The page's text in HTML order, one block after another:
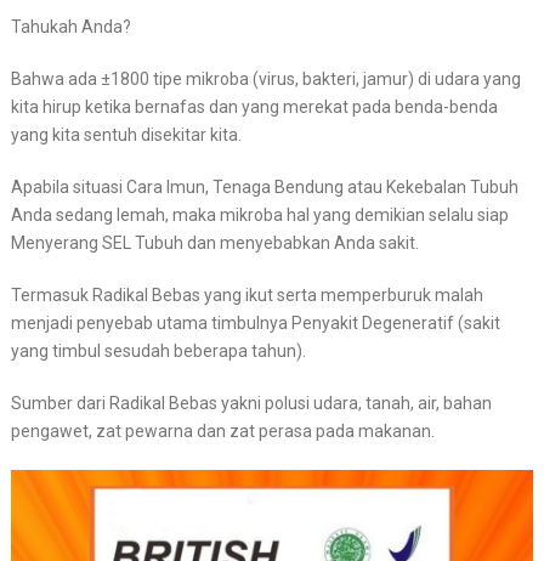
Tahukah Anda?
Bahwa ada ±1800 tipe mikroba (virus, bakteri, jamur) di udara yang
kita hirup ketika bernafas dan yang merekat pada benda-benda
yang kita sentuh disekitar kita.
Apabila situasi Cara Imun, Tenaga Bendung atau Kekebalan Tubuh
Anda sedang lemah, maka mikroba hal yang demikian selalu siap
Menyerang SEL Tubuh dan menyebabkan Anda sakit.
Termasuk Radikal Bebas yang ikut serta memperburuk malah
menjadi penyebab utama timbulnya Penyakit Degeneratif (sakit
yang timbul sesudah beberapa tahun).
Sumber dari Radikal Bebas yakni polusi udara, tanah, air, bahan
pengawet, zat pewarna dan zat perasa pada makanan.